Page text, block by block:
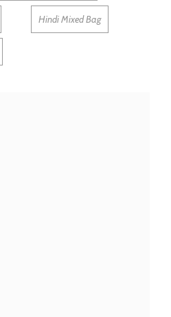
Hindi Mixed Bag